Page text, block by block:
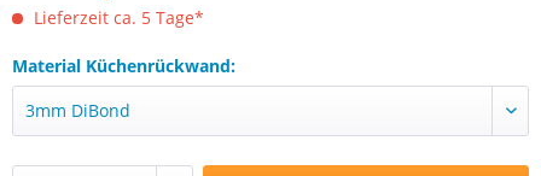
Lieferzeit ca. 5 Tage*
Material Küchenrückwand: